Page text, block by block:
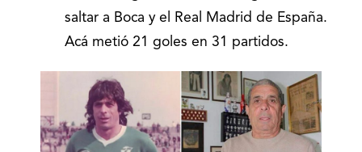
saltar a Boca y el Real Madrid de España.
Acá metió 21 goles en 31 partidos.